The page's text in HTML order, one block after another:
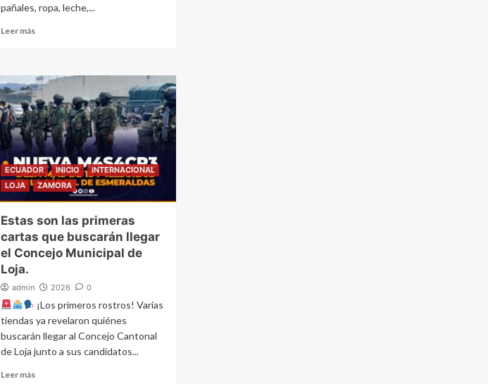
pañales, ropa, leche,...
Leer más
ECUADOR INICIO
INTERNACIONAL
LOJA
ZAMORA
Estas son las primeras
cartas que buscarán llegar
el Concejo Municipal de
Loja.
admin 2026 0
¡Los primeros rostros! Varias
tiendas ya revelaron quiénes
buscarán llegar al Concejo Cantonal
de Loja junto a sus candidatos...
Leer más